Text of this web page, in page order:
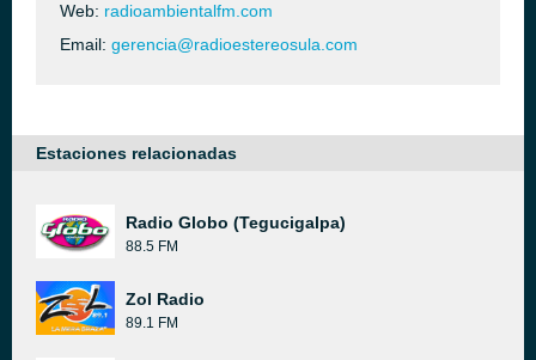
Web: radioambientalfm.com
Email: gerencia@radioestereosula.com
Estaciones relacionadas
Radio Globo (Tegucigalpa)
88.5 FM
Zol Radio
89.1 FM